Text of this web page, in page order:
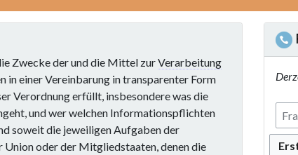
Zwecke der und die Mittel zurVerarbeitung
in einer Vereinbarung in transparenter Form
Verordnung erfüllt, insbesondere was die
und wer welchen Informationspflichten
soweit die jeweiligen Aufgaben der
oder der Mitgliedstaaten, denen die